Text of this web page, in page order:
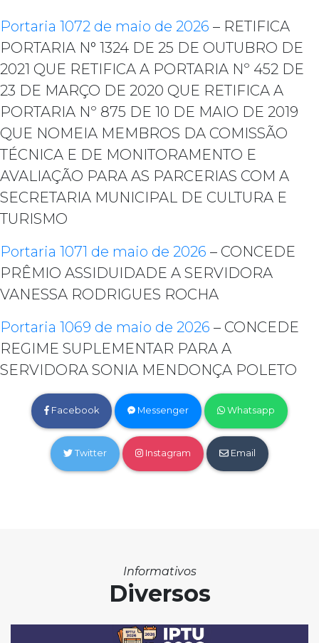
Portaria 1072 de maio de 2026 – RETIFICA
PORTARIA N° 1324 DE 25 DE OUTUBRO DE
2021 QUE RETIFICA A PORTARIA Nº 452 DE
23 DE MARÇO DE 2020 QUE RETIFICA A
PORTARIA Nº 875 DE 10 DE MAIO DE 2019
QUE NOMEIA MEMBROS DA COMISSÃO
TÉCNICA E DE MONITORAMENTO E
AVALIAÇÃO PARA AS PARCERIAS COM A
SECRETARIA MUNICIPAL DE CULTURA E
TURISMO
Portaria 1071 de maio de 2026 – CONCEDE
PRÊMIO ASSIDUIDADE A SERVIDORA
VANESSA RODRIGUES ROCHA
Portaria 1069 de maio de 2026 – CONCEDE
REGIME SUPLEMENTAR PARA A
SERVIDORA SONIA MENDONÇA POLETO
Facebook Messenger Whatsapp
Twitter Instagram Email
Informativos
Diversos